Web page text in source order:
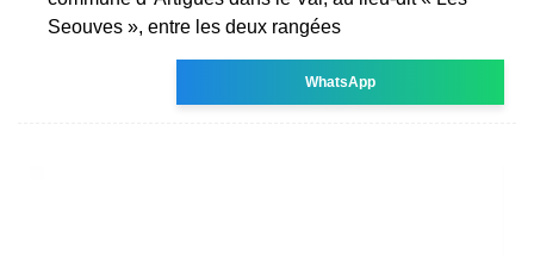
Seouves », entre les deux rangées
WhatsApp